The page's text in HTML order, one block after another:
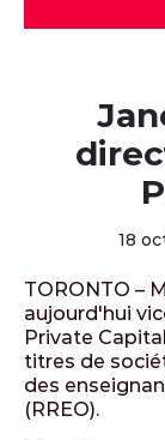
18
TORONTO –
aujourd'hui
Private
titres de
des
(RREO).